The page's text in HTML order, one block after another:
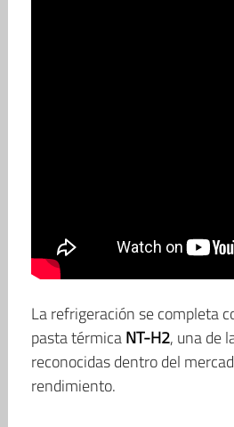
La refrigeración se completa
pasta térmicaNT-H2, una de
reconocidas dentro del
rendimiento.